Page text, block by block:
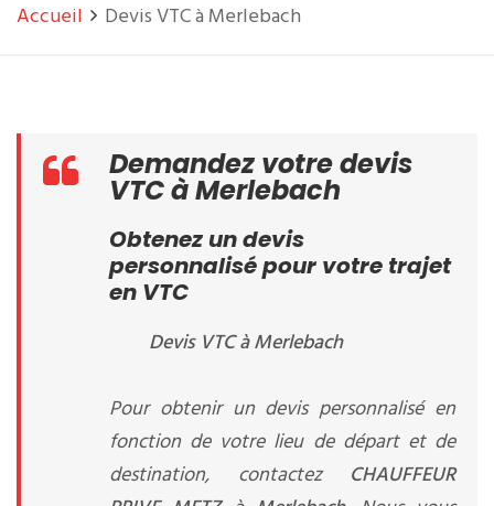
Accueil Devis VTC à Merlebach
Demandez votre devis
VTC à Merlebach
Obtenez un devis
personnalisé pour votre trajet
en VTC
Devis VTC à Merlebach
Pour obtenir un devis personnalisé en
fonction de votre lieu de départ et de
destination, contactez CHAUFFEUR